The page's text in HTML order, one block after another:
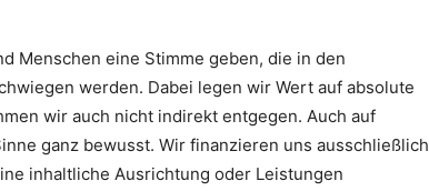
Menschen eine Stimme geben, die in den
werden. Dabei legen wir Wert auf absolute
wir auch nicht indirekt entgegen. Auch auf
ganz bewusst. Wir finanzieren uns ausschließlich
inhaltliche Ausrichtung oder Leistungen